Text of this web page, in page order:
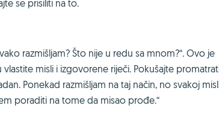
se prisiliti na to.
razmišljam? Što nije u redu sa mnom?“. Ovo je
misli i izgovorene riječi. Pokušajte
Ponekad razmišljam na taj način, no svakoj
poraditi na tome da misao prođe.“